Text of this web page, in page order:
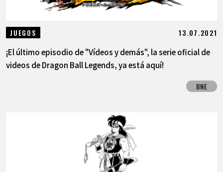
JUEGOS 13.07.2021
¡El último episodio de "Vídeos y demás", la serie oficial de
videos de Dragon Ball Legends, ya está aquí!
BNE